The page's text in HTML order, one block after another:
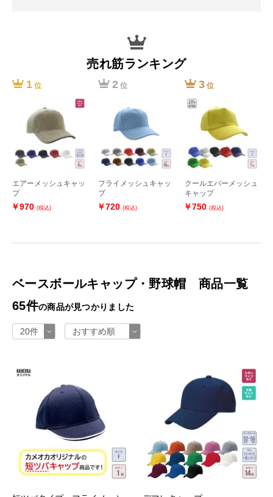
売れ筋ランキング
1位
エアーメッシュキャッ
プ
￥970 (税込)
2 位
フライメッシュキャッ
プ
￥720(税込)
3位
クールエバーメッシュ
キャップ
￥750 (税込)
ベースボールキャップ・野球帽 商品一覧
65件の商品が見つかりました